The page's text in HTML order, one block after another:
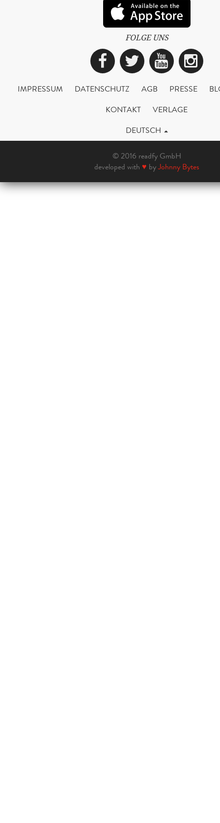
FOLGE UNS
Facebook
Twitter
IMPRESSUM DATENSCHUTZ AGB PRESSE
KONTAKT
VERLAGE
DEUTSCH
© 2016 readfy GmbH
developed with ♥ byJohnny Bytes